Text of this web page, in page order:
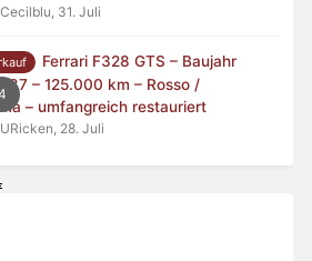
31. Juli
Ferrari F328 GTS – Baujahr
– 125.000 km – Rosso /
– umfangreich restauriert
28. Juli